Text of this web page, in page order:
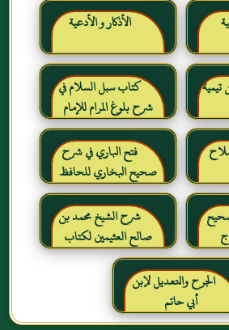
الأذكار و الأدعية
تيمية
كتاب سبل السلام في
شرح بلوغ المرام للإمام
الصنعاني رحمه الله
فتح الباري في شرح
صحيح البخاري للحافظ
ابن حجر العسقلاني
شرح الشيخ محمد بن
صالح العثيمين لكتاب
رياض الصالحين للإمام
النووي رحمهم الله تعالىالجرح والتعديل لإبن
أبي حاتم